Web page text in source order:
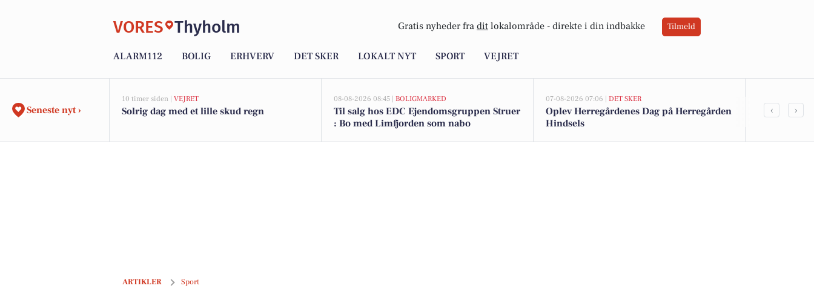
VORES Thyholm Gratis nyheder fra dit lokalområde - direkte i din indbakke Tilmeld
ALARM112 BOLIG ERHVERV DET SKER LOKALT NYT SPORT VEJRET
Seneste nyt ›
10 timer siden | VEJRET
Solrig dag med et lille skud regn
08-08-2026 08:45 | BOLIGMARKED
Til salg hos EDC Ejen­doms­grup­pen Struer
: Bo med Limfjorden som nabo
07-08-2026 07:06 | DET SKER
Oplev Herregårdenes Dag på Herregården
Hindsels
Top 6 over
‹ ›
ARTIKLER Sport
Håndboldklubber fra Thyholm støtter Danmarks Indsamling